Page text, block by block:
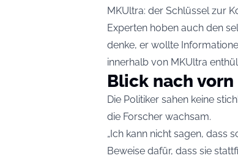
MKUltra: der Schlüssel zur
Experten hoben auch den
denke, er wollte
innerhalb von MKUltra
Blick nach vorn
Die Politiker sahen keine
die Forscher wachsam.
„Ich kann nicht sagen, dass
Beweise dafür, dass sie